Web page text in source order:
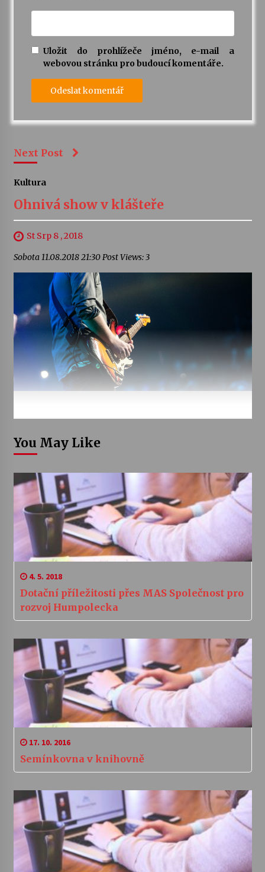
Uložit do prohlížeče jméno, e-mail a
webovou stránku pro budoucí komentáře.
Next Post
Kultura
Ohnivá show v klášteře
St Srp 8 , 2018
Sobota 11.08.2018 21:30 Post Views: 3
You May Like
4. 5. 2018
Dotační příležitosti přes MAS Společnost pro
rozvoj Humpolecka
17. 10. 2016
Semínkovna v knihovně